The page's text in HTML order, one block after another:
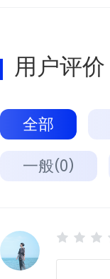
用户评价
全部
一般(0)